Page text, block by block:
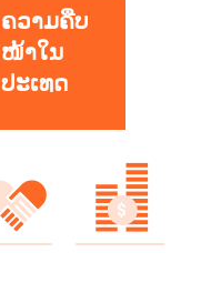
ຄວາມຄືບ
ໜ້າໃນ
ປະເທດ